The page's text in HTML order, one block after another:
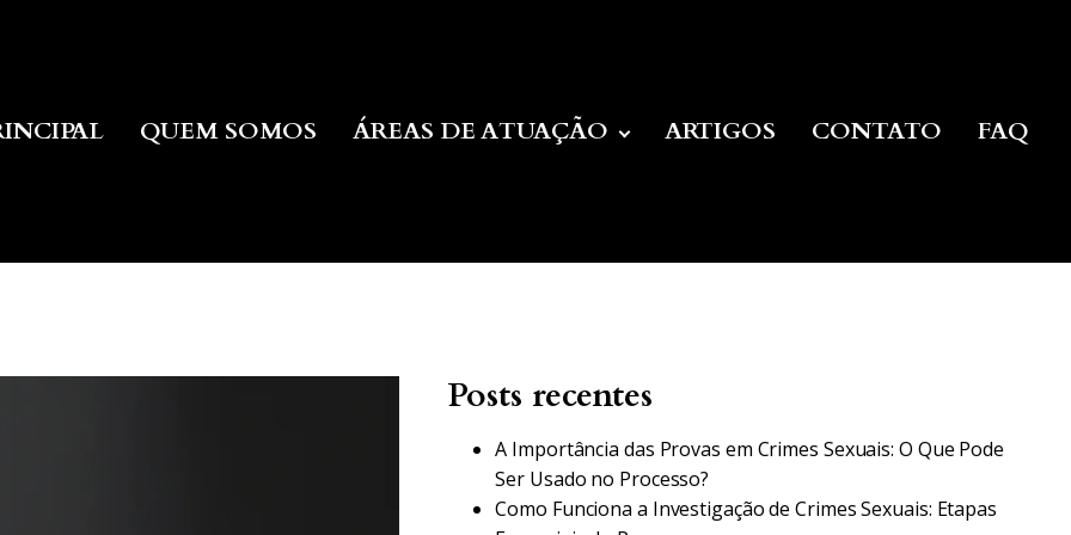
QUEM SOMOS ÁREAS DE ATUAÇÃO ARTIGOS CONTATO FAQ
Posts recentes
A Importância das Provas em Crimes Sexuais: O Que Pode
Ser Usado no Processo?
Como Funciona a Investigação de Crimes Sexuais: Etapas